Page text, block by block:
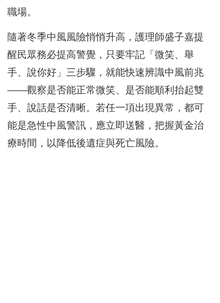
職場。
隨著冬季中風風險悄悄升高，護理師盛子嘉提
醒民眾務必提高警覺，只要牢記「微笑、舉
手、說你好」三步驟，就能快速辨識中風前兆
——觀察是否能正常微笑、是否能順利抬起雙
手、說話是否清晰。若任一項出現異常，都可
能是急性中風警訊，應立即送醫，把握黃金治
療時間，以降低後遺症與死亡風險。